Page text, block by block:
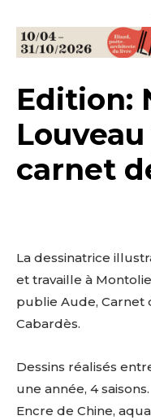
Edition:
carnet
La dessinatrice
et travaille à
publie Aude, Carnet
Cabardès.
Dessins réalisés
une année, 4 saisons.
Encre de Chine,